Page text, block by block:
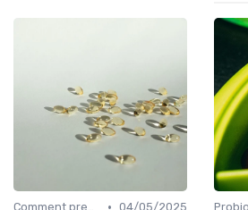
Comment prendre des probiotiques • 04/05/2025